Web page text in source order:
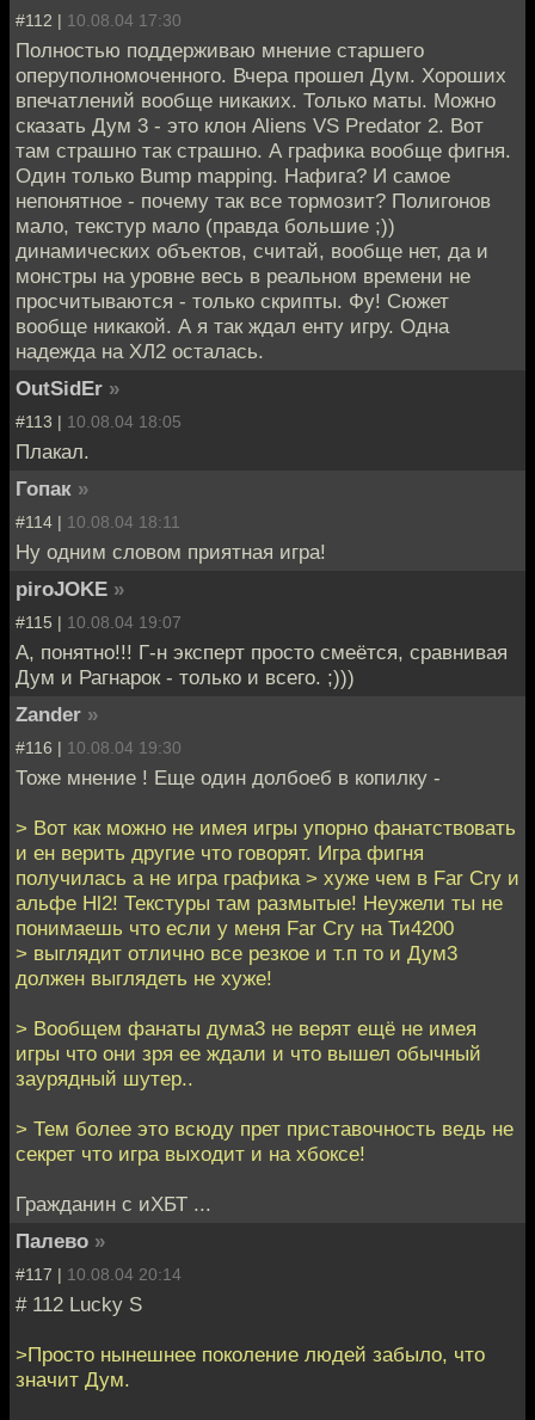
#112 | 10.08.04 17:30
Полностью поддерживаю мнение старшего
оперуполномоченного. Вчера прошел Дум. Хороших
впечатлений вообще никаких. Только маты. Можно
сказать Дум 3 - это клон Aliens VS Predator 2. Вот
там страшно так страшно. А графика вообще фигня.
Один только Bump mapping. Нафига? И самое
непонятное - почему так все тормозит? Полигонов
мало, текстур мало (правда большие ;))
динамических объектов, считай, вообще нет, да и
монстры на уровне весь в реальном времени не
просчитываются - только скрипты. Фу! Сюжет
вообще никакой. А я так ждал енту игру. Одна
надежда на ХЛ2 осталась.
OutSidEr »
#113 | 10.08.04 18:05
Плакал.
Гопак »
#114 | 10.08.04 18:11
Ну одним словом приятная игра!
piroJOKE »
#115 | 10.08.04 19:07
А, понятно!!! Г-н эксперт просто смеётся, сравнивая
Дум и Рагнарок - только и всего. ;)))
Zander »
#116 | 10.08.04 19:30
Тоже мнение ! Еще один долбоеб в копилку -
> Вот как можно не имея игры упорно фанатствовать
и ен верить другие что говорят. Игра фигня
получилась а не игра графика > хуже чем в Far Cry и
альфе Hl2! Текстуры там размытые! Неужели ты не
понимаешь что если у меня Far Cry на Ти4200
> выглядит отлично все резкое и т.п то и Дум3
должен выглядеть не хуже!
> Вообщем фанаты дума3 не верят ещё не имея
игры что они зря ее ждали и что вышел обычный
заурядный шутер..
> Тем более это всюду прет приставочность ведь не
секрет что игра выходит и на хбоксе!
Гражданин с иХБТ ...
Палево »
#117 | 10.08.04 20:14
# 112 Lucky S
>Просто нынешнее поколение людей забыло, что
значит Дум.